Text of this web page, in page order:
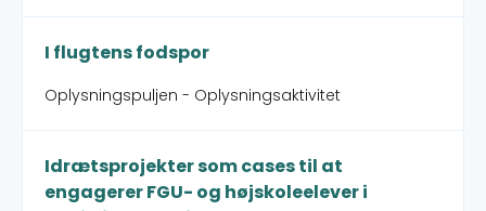
I flugtens fodspor
Oplysningspuljen - Oplysningsaktivitet
Idrætsprojekter som cases til at
engagerer FGU- og højskoleelever i